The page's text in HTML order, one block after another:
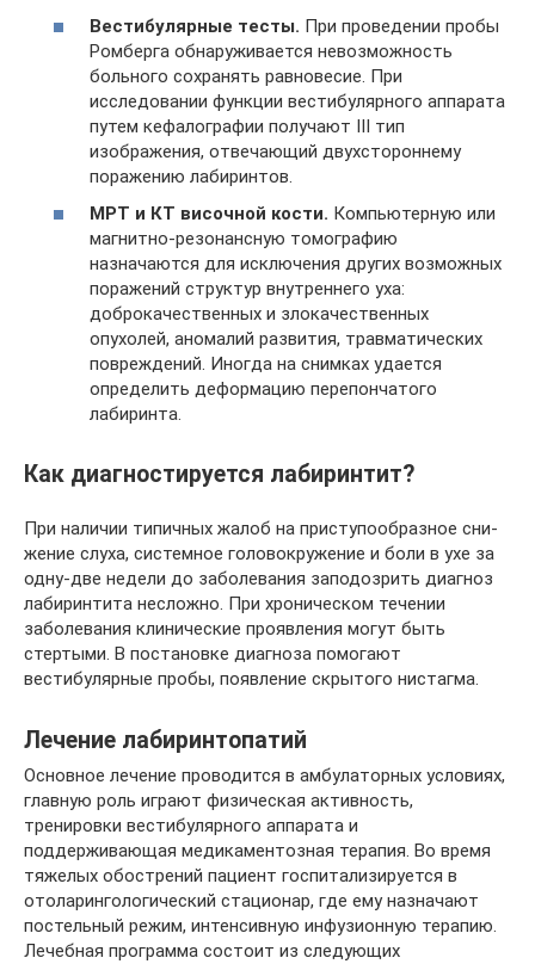
Вестибулярные тесты. При проведении пробы
Ромберга обнаруживается невозможность
больного сохранять равновесие. При
исследовании функции вестибулярного аппарата
путем кефалографии получают III тип
изображения, отвечающий двухстороннему
поражению лабиринтов.
МРТ и КТ височной кости. Компьютерную или
магнитно-резонансную томографию
назначаются для исключения других возможных
поражений структур внутреннего уха:
доброкачественных и злокачественных
опухолей, аномалий развития, травматических
повреждений. Иногда на снимках удается
определить деформацию перепончатого
лабиринта.
Как диагно­стируется лабиринтит?
При наличии типичных жалоб на приступообразное сни­
жение слуха, системное головокружение и боли в ухе за
одну-две недели до заболевания заподозрить диагноз
лабиринтита не­сложно. При хроническом течении
заболевания клинические проявления могут быть
стертыми. В постановке диагноза по­могают
вестибулярные пробы, появление скры­того нистагма.
Лечение лабиринтопатий
Основное лечение проводится в амбулаторных условиях,
главную роль играют физическая активность,
тренировки вестибулярного аппарата и
поддерживающая медикаментозная терапия. Во время
тяжелых обострений пациент госпитализируется в
отоларингологический стационар, где ему назначают
постельный режим, интенсивную инфузионную терапию.
Лечебная программа состоит из следующих